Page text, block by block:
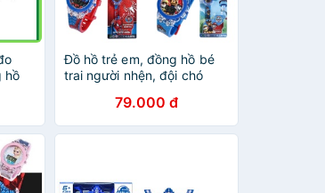
hồ
Đồ hồ trẻ em, đồng hồ bé
trai người nhện, đội chó
mcqueen, micky cho bé trai
từ 1 đến 10 tuổi
79.000 đ